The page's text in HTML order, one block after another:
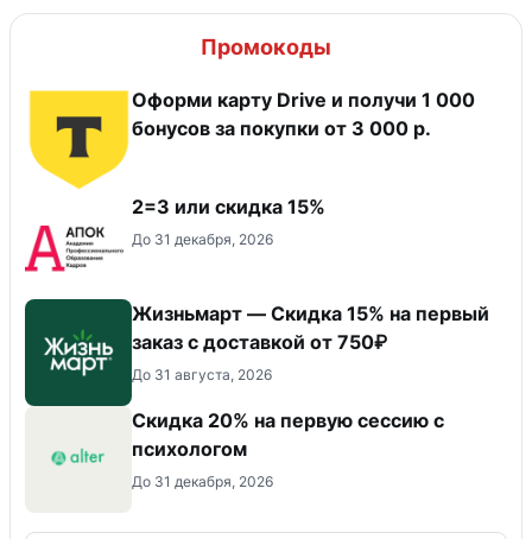
Промокоды
Оформи карту Drive и получи 1 000
бонусов за покупки от 3 000 р.
2=3 или скидка 15%
До 31 декабря, 2026
Жизньмарт — Скидка 15% на первый
заказ с доставкой от 750₽
До 31 августа, 2026
Скидка 20% на первую сессию с
психологом
До 31 декабря, 2026